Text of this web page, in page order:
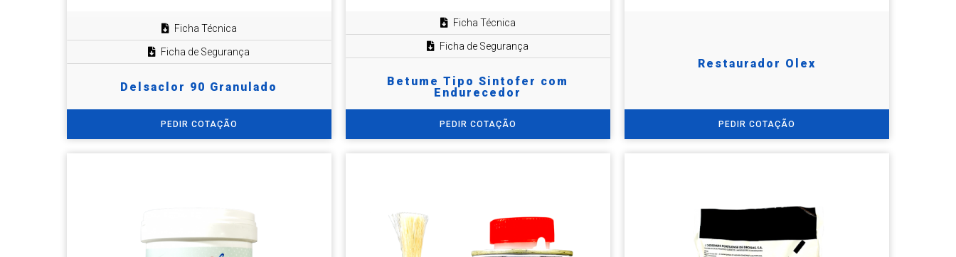
Ficha Técnica
Ficha de Segurança
Delsaclor 90 Granulado
PEDIR COTAÇÃO
Ficha Técnica
Ficha de Segurança
Betume Tipo Sintofer com
Endurecedor
PEDIR COTAÇÃO
Restaurador Olex
PEDIR COTAÇÃO